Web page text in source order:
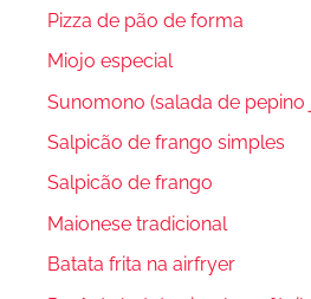
Pizza de pão de forma
Miojo especial
Sunomono (salada de pepino
Salpicão de frango simples
Salpicão de frango
Maionese tradicional
Batata frita na airfryer